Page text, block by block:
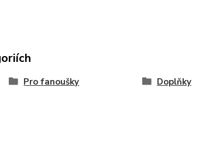
Pro fanoušky Doplňky